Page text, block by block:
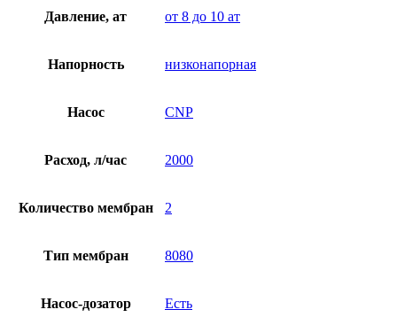
Давление, ат от 8 до 10 ат
Напорность низконапорная
Насос CNP
Расход, л/час 2000
Количество мембран 2
Тип мембран 8080
Насос-дозатор Есть